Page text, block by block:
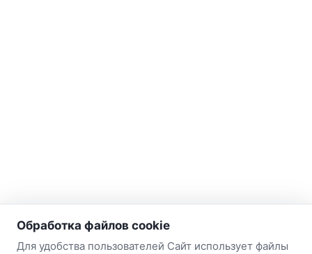
о нас
Наш склад-магазин:
Обработка файлов cookie
Для удобства пользователей Сайт использует файлы